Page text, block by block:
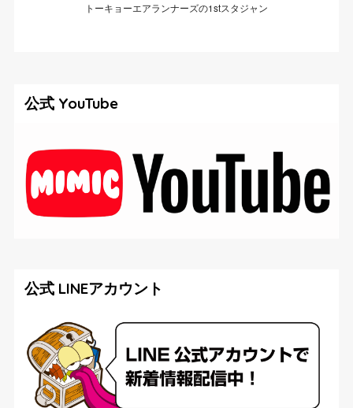
トーキョーエアランナーズの1stスタジャン
公式 YouTube
公式 LINEアカウント